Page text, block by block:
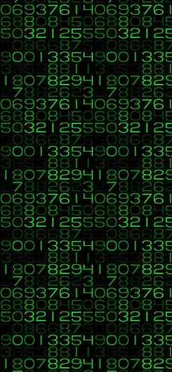
int datos;
NodoArbol nododerecho;
//iniciar dato y hacer
public NodoArbol(int
{
datos =
nodoizquierdo
}
//buscar punto de
public synchronized
{
//insertar en
if
//
if
else //
}
//insertar nodo
else
//insertar nuevo
if
else //continua
}
} //fin del metodo
} //fin clase nodoarbol
33 C, C++, C#, Java, Visual
«en:11 de Enero 2022, 20:02 »
Buenas, para quien revise este
34 C, C++, C#, Java, Visual
«en:05 de Enero 2022, 21:40 »
Buenas, para quien revise este
Salu2
35 C, C++, C#, Java, Visual
«en:03 de Enero 2022, 20:23 »
Buenas, para quien revise este